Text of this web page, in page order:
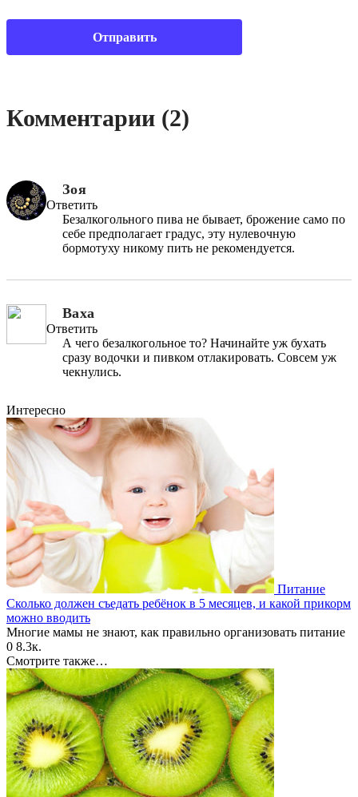
Комментарии (2)
Зоя
Ответить
Безалкогольного пива не бывает, брожение само по
себе предполагает градус, эту нулевочную
бормотуху никому пить не рекомендуется.
Ваха
Ответить
А чего безалкогольное то? Начинайте уж бухать
сразу водочки и пивком отлакировать. Совсем уж
чекнулись.
Интересно
Питание
Сколько должен съедать ребёнок в 5 месяцев, и какой прикорм
можно вводить
Многие мамы не знают, как правильно организовать питание
0 8.3к.
Смотрите также…